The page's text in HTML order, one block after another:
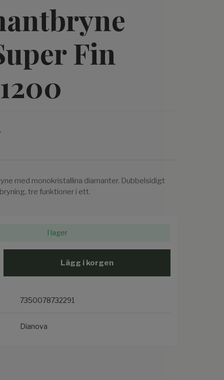
Fin
med monokristallina diamanter. Dubbelsidigt
tre funktioner i ett.
I lager
Lägg i korgen
7350078732291
Dianova